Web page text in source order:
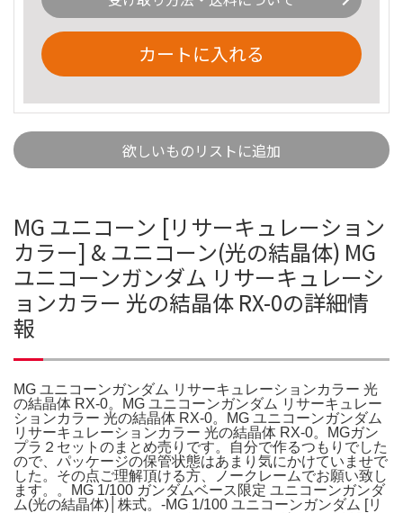
カートに入れる
欲しいものリストに追加
MG ユニコーン [リサーキュレーション
カラー] & ユニコーン(光の結晶体) MG
ユニコーンガンダム リサーキュレーシ
ョンカラー 光の結晶体 RX-0の詳細情
報
MG ユニコーンガンダム リサーキュレーションカラー 光
の結晶体 RX-0。MG ユニコーンガンダム リサーキュレー
ションカラー 光の結晶体 RX-0。MG ユニコーンガンダム
リサーキュレーションカラー 光の結晶体 RX-0。MGガン
プラ２セットのまとめ売りです。自分で作るつもりでした
ので、パッケージの保管状態はあまり気にかけていませで
した。その点ご理解頂ける方、ノークレームでお願い致し
ます。。MG 1/100 ガンダムベース限定 ユニコーンガンダ
ム(光の結晶体)│株式。-MG 1/100 ユニコーンガンダム [リ